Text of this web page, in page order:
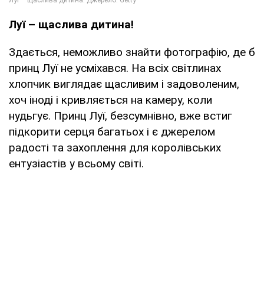
Луї – щаслива дитина!
Здається, неможливо знайти фотографію, де б
принц Луї не усміхався. На всіх світлинах
хлопчик виглядає щасливим і задоволеним,
хоч іноді і кривляється на камеру, коли
нудьгує. Принц Луї, безсумнівно, вже встиг
підкорити серця багатьох і є джерелом
радості та захоплення для королівських
ентузіастів у всьому світі.